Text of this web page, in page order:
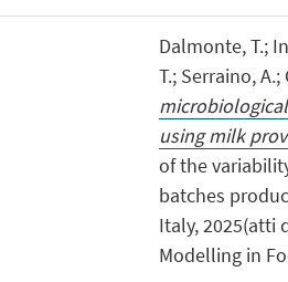
Dalmonte, T.;
T.; Serraino, A.;
using milk
of the
batches
Italy, 2025(atti
Modelling in